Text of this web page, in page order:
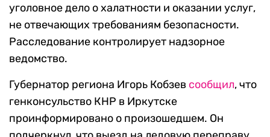
уголовное дело о халатности и оказании услуг,
не отвечающих требованиям безопасности.
Расследование контролирует надзорное
ведомство.
Губернатор региона Игорь Кобзев сообщил, что
генконсульство КНР в Иркутске
проинформировано о произошедшем. Он